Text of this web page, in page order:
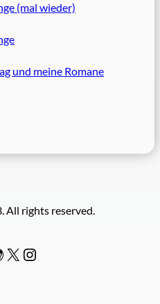
(mal wieder)
und meine Romane
All rights reserved.
# Instagram